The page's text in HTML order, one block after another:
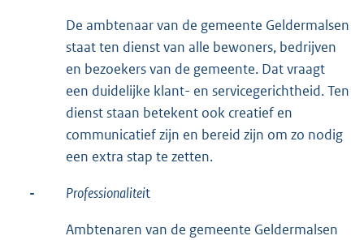
De ambtenaar van de gemeente Geldermalsen
staat ten dienst van alle bewoners, bedrijven
en bezoekers van de gemeente. Dat vraagt
een duidelijke klant- en servicegerichtheid. Ten
dienst staan betekent ook creatief en
communicatief zijn en bereid zijn om zo nodig
een extra stap te zetten.
- Professionaliteit
Ambtenaren van de gemeente Geldermalsen